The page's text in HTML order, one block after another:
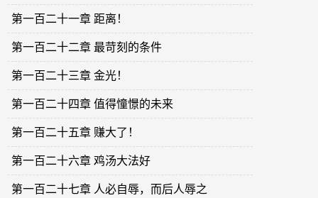
第一百二十一章 距离！
第一百二十二章 最苛刻的条件
第一百二十三章 金光！
第一百二十四章 值得憧憬的未来
第一百二十五章 赚大了！
第一百二十六章 鸡汤大法好
第一百二十七章 人必自辱，而后人辱之